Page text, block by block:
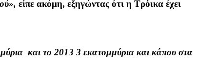
είπε ακόμη, εξηγώντας ότι η Τρόικα έχει
και το 2013 3 εκατομμύρια και κάπου στα